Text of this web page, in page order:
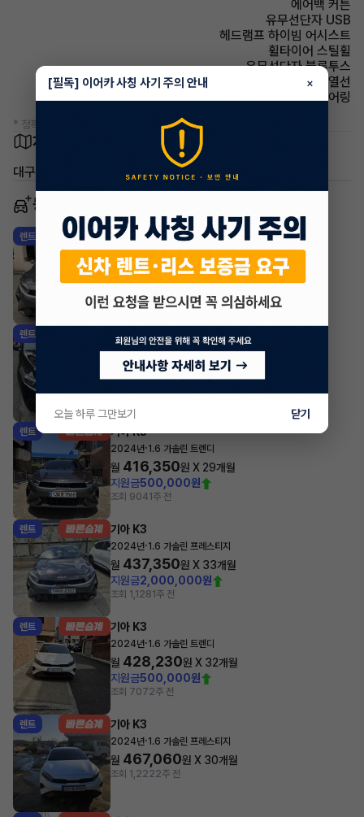
에어백 커튼
유무선단자 USB
헤드램프 하이빔 어시스트
휠타이어 스틸휠
유무선단자 블루투스
사이드미러 열선
스티어링휠 텔레스코픽 스티어링
* 정확한 정보는 판매자와 반드시 확인하시기 바랍니다.
차량 위치
대구 달서구 상인동
동일 차종 이어카
렌트 기아 K3
2024년·1.6 가솔린 프레스티지
월412,060원 X37개월
지원금1,500,000원
조회 908시간 전
렌트 기아 K3
2024년·1.6 가솔린 트렌디
424,050원 X 28개월
렌트 기아 K3
2024년·1.6 가솔린 트렌디
월 416,350원 X 29개월
지원금500,000원
조회 9041주 전
렌트 기아 K3
2024년·1.6 가솔린 프레스티지
월 437,350원 X 33개월
지원금2,000,000원
조회 1,1281주 전
렌트 기아 K3
2024년·1.6 가솔린 트렌디
월 428,230원 X 32개월
지원금500,000원
조회 7072주 전
렌트 기아 K3
2024년·1.6 가솔린 프레스티지
월 467,060원 X 30개월
조회 1,2222주 전
[필독] 이어카 사칭 사기 주의 안내 ×
오늘 하루 그만보기 닫기